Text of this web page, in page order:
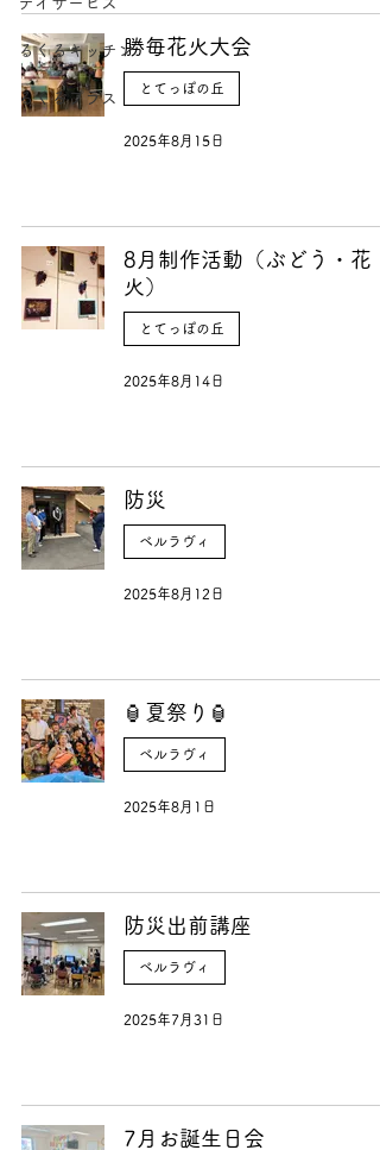
るくるキッチン
るくるプラス
勝毎花火大会
とてっぽの丘
2025年8月15日
8月制作活動（ぶどう・花
火）
とてっぽの丘
2025年8月14日
防災
ベルラヴィ
2025年8月12日
🏮夏祭り🏮
ベルラヴィ
2025年8月1日
防災出前講座
ベルラヴィ
2025年7月31日
7月お誕生日会